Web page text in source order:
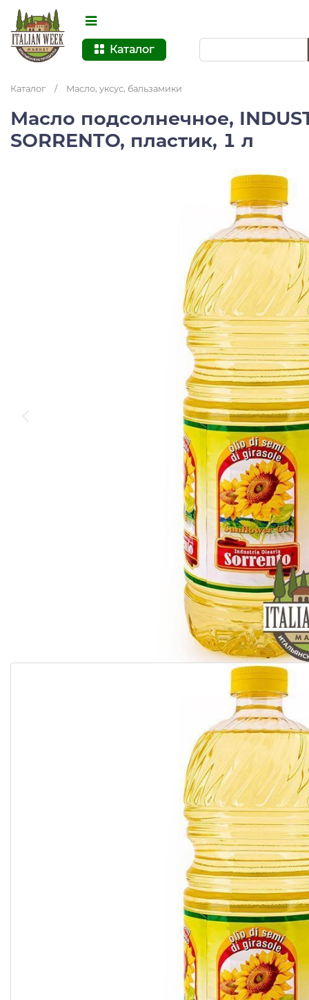
Каталог
Каталог / Масло, уксус, бальзамики
Масло подсолнечное,
SORRENTO, пластик, 1 л